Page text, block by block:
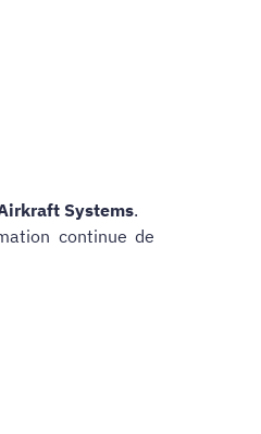
Systems.
continue de